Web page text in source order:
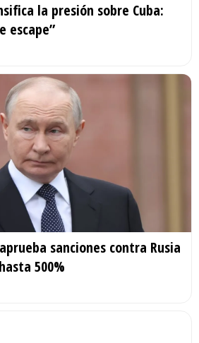
la presión sobre Cuba:
escape”
aprueba sanciones contra Rusia
500%